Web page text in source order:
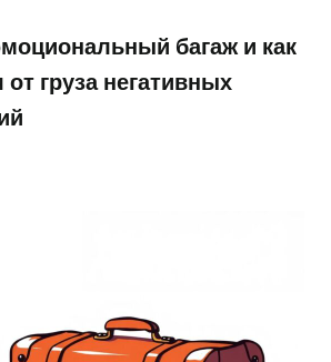
багаж и как
от груза негативных